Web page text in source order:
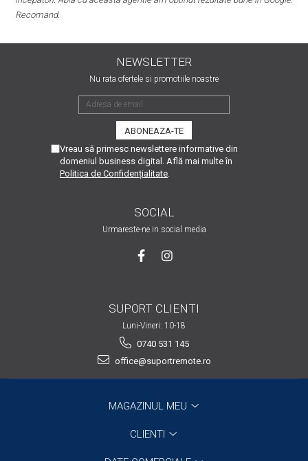
Recomand.
NEWSLETTER
Nu rata ofertele si promotiile noastre
Vreau să primesc newslettere informative din
domeniul business digital. Află mai multe în
Politica de Confidențialitate
SOCIAL
Urmareste-ne in social media
SUPORT CLIENTI
Luni-Vineri: 10-18
0740 531 145
office@suportremote.ro
MAGAZINUL MEU
CLIENTI